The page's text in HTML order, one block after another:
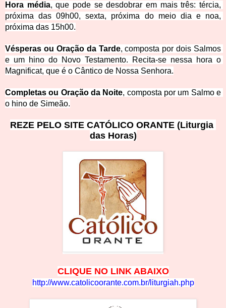
Hora média, que pode se desdobrar em mais três: tércia,
próxima das 09h00, sexta, próxima do meio dia e noa,
próxima das 15h00.
Vésperas ou Oração da Tarde, composta por dois Salmos
e um hino do Novo Testamento. Recita-se nessa hora o
Magnificat, que é o Cântico de Nossa Senhora.
Completas ou Oração da Noite, composta por um Salmo e
o hino de Simeão.
REZE PELO SITE CATÓLICO ORANTE (Liturgia
das Horas)
CLIQUE NO LINK ABAIXO
http://www.catolicoorante.com.br/liturgiah.php